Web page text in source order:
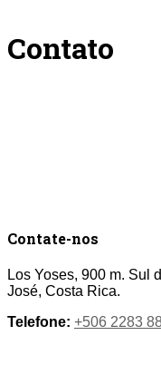
Contato
Contate-nos
Los Yoses, 900 m. Sul
José, Costa Rica.
Telefone: +506 2283